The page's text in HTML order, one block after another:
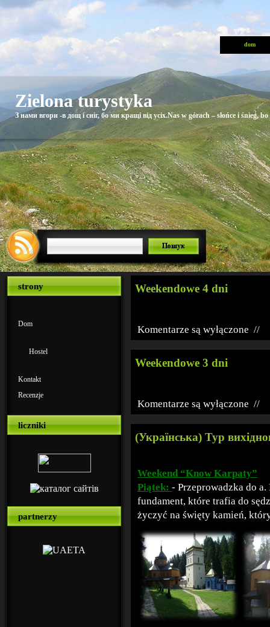
dom
Zielona turystyka
З нами вгори -в дощ і сніг, бо ми кращі від усіх.Nas w górach – słońce i śnieg,
strony
Dom
Hostel
Kontakt
Recenzje
liczniki
partnerzy
Weekendowe 4 dni
Komentarze są wyłączone //
Weekendowe 3 dni
Komentarze są wyłączone //
(Українська) Тур
Weekend “Know Karpaty”
Piątek: - Przeprowadzka do
fundament, które trafia do
życzyć na święty kamień,